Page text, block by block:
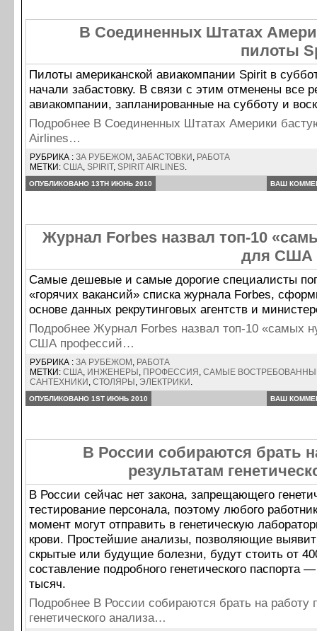
В Соединенных Штатах
пилоты
Пилоты американской авиакомпании Spirit в
начали забастовку. В связи с этим отменены все
авиакомпании, запланированные на субботу и
Подробнее В Соединенных Штатах Америки
Airlines…
РУБРИКА : ЗА РУБЕЖОМ , ЗАБАСТОВКИ , РАБОТА
МЕТКИ: США, SPIRIT, SPIRIT AIRLINES.
ОПУБЛИКОВАНО 13TH ИЮНЬ 2010 ВАШ
Журнал Forbes назвал топ-10
для США
Самые дешевые и самые дорогие специалисты
«горячих вакансий» списка журнала Forbes,
основе данных рекрутинговых агентств и
Подробнее Журнал Forbes назвал топ-10 «самых
США профессий…
РУБРИКА : ЗА РУБЕЖОМ , РАБОТА
МЕТКИ: США, ИНЖЕНЕРЫ , ПРОФЕССИЯ , САМЫЕ
САНТЕХНИКИ , СТОЛЯРЫ , ЭЛЕКТРИКИ .
ОПУБЛИКОВАНО 1ST ИЮНЬ 2010 ВАШ
В России собираются брать
результатам
В России сейчас нет закона, запрещающего
тестирование персонала, поэтому любого
момент могут отправить в генетическую
крови. Простейшие анализы, позволяющие
скрытые или будущие болезни, будут стоить от
составление подробного генетического паспорта
тысяч.
Подробнее В России собираются брать на работу
генетического анализа…